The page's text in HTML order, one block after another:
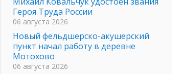
Героя Труда России
06 августа 2026
Новый фельдшерско-акушерский
пункт начал работу в деревне
Мотохово
06 августа 2026